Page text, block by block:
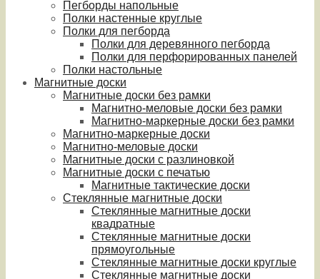
Пегборды напольные
Полки настенные круглые
Полки для пегборда
Полки для деревянного пегборда
Полки для перфорированных панелей
Полки настольные
Магнитные доски
Магнитные доски без рамки
Магнитно-меловые доски без рамки
Магнитно-маркерные доски без рамки
Магнитно-маркерные доски
Магнитно-меловые доски
Магнитные доски с разлиновкой
Магнитные доски с печатью
Магнитные тактические доски
Стеклянные магнитные доски
Стеклянные магнитные доски
квадратные
Стеклянные магнитные доски
прямоугольные
Стеклянные магнитные доски круглые
Стеклянные магнитные доски